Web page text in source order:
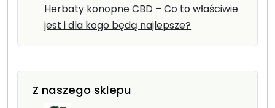
Herbaty konopne CBD – Co to właściwie
jest i dla kogo będą najlepsze?
Z naszego sklepu